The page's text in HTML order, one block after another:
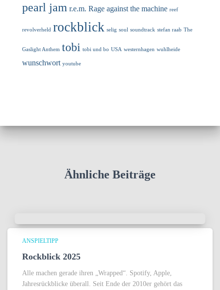
pearl jam r.e.m. Rage against the machine reef
revolverheld rockblick selig soul soundtrack stefan raab The
Gaslight Anthem tobi tobi und bo USA westernhagen wuhlheide
wunschwort youtube
Ähnliche Beiträge
ANSPIELTIPP
Rockblick 2025
Alle machen gerade ihren „Wrapped“. Spotify, Apple,
Jahresrückblicke überall. Seit Ende der 2010er gehört das